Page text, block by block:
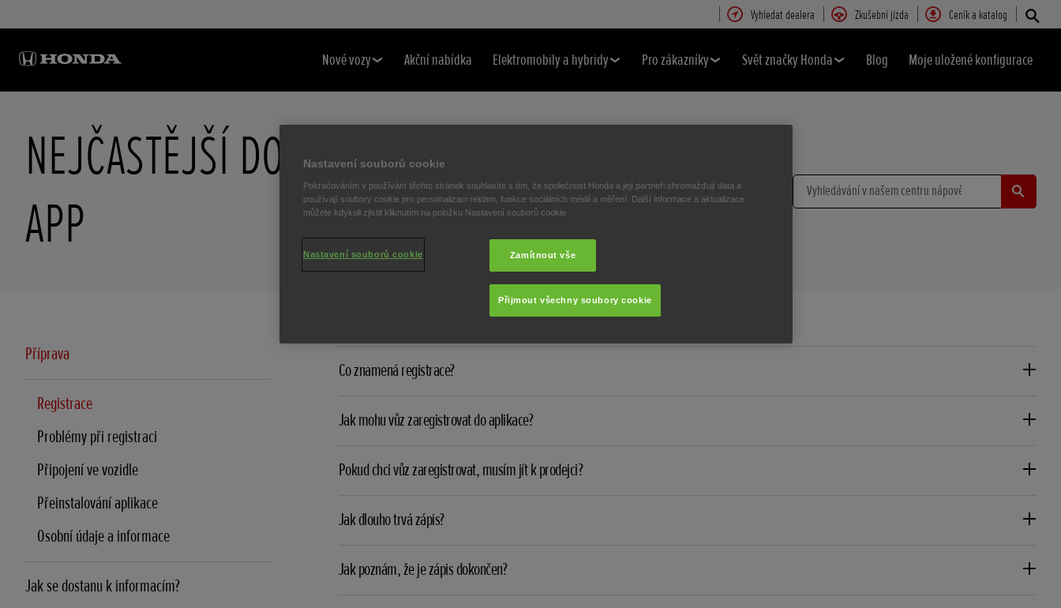
Vyhledat dealera Zkušební jízda Ceník a katalog
Nové vozy Akční nabídka Elektromobily a hybridy Pro zákazníky Svět značky Honda Blog Moje uložené konfigurace
NEJČASTĚJŠÍ DOTAZY K APLIKACI MY HONDA+
APP
Příprava
Registrace
Problémy při registraci
Připojení ve vozidle
Přeinstalování aplikace
Osobní údaje a informace
Jak se dostanu k informacím?
Co znamená registrace?
Jak mohu vůz zaregistrovat do aplikace?
Pokud chci vůz zaregistrovat, musím jít k prodejci?
Jak dlouho trvá zápis?
Jak poznám, že je zápis dokončen?
Nastavení souborů cookie
Pokračováním v používání těchto stránek souhlasíte s tím, že společnost Honda a její partneři shromažďují data a
používají soubory cookie pro personalizaci reklam, funkce sociálních médií a měření. Další informace a aktualizace
můžete kdykoli zjistit kliknutím na položku Nastavení souborů cookie
Zamítnout vše
Přijmout všechny soubory cookie
Nastavení souborů cookie